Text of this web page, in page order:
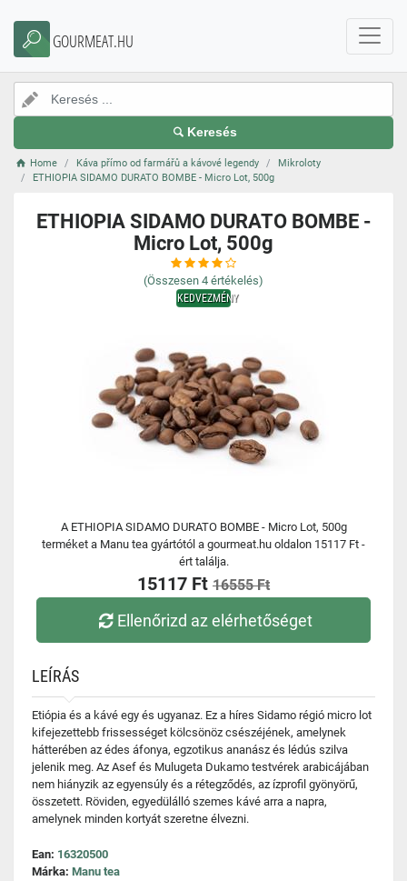
GOURMEAT.HU
Keresés
Home Káva přímo od farmářů a kávové legendy
Mikroloty
ETHIOPIA SIDAMO DURATO BOMBE - Micro Lot, 500g
ETHIOPIA SIDAMO DURATO BOMBE -
Micro Lot, 500g
(Összesen 4 értékelés)
KEDVEZMÉNY
A ETHIOPIA SIDAMO DURATO BOMBE - Micro Lot, 500g
terméket a Manu tea gyártótól a gourmeat.hu oldalon 15117 Ft -
ért találja.
15117 Ft 16555 Ft
Ellenőrizd az elérhetőséget
LEÍRÁS
Etiópia és a kávé egy és ugyanaz. Ez a híres Sidamo régió micro lot
kifejezettebb frissességet kölcsönöz csészéjének, amelynek
hátterében az édes áfonya, egzotikus ananász és lédús szilva
jelenik meg. Az Asef és Mulugeta Dukamo testvérek arabicájában
nem hiányzik az egyensúly és a rétegződés, az ízprofil gyönyörű,
összetett. Röviden, egyedülálló szemes kávé arra a napra,
amelynek minden kortyát szeretne élvezni.
Ean: 16320500
Márka: Manu tea